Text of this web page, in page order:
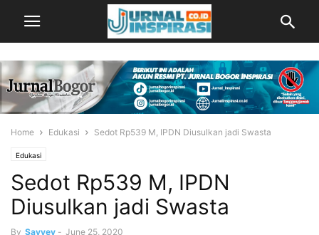
Home Edukasi Sedot Rp539 M, IPDN Diusulkan jadi Swasta
Edukasi
Sedot Rp539 M, IPDN
Diusulkan jadi Swasta
By Sayyev - June 25, 2020